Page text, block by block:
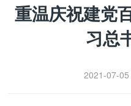
教区动态
重温庆祝建党
习总
2021-07-